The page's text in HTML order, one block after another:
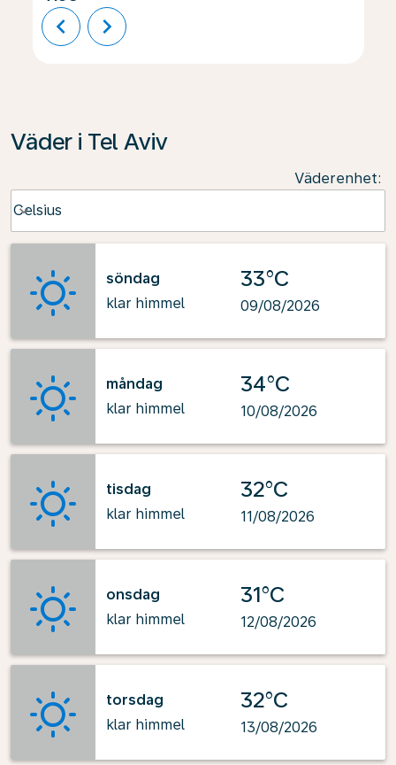
chevron_left chevron_right
Väder i Tel Aviv
Väderenhet:
Celsius
keyboard_arrow_down
söndag
klar himmel
33°C
09/08/2026
måndag
klar himmel
34°C
10/08/2026
tisdag
klar himmel
32°C
11/08/2026
onsdag
klar himmel
31°C
12/08/2026
torsdag
klar himmel
32°C
13/08/2026